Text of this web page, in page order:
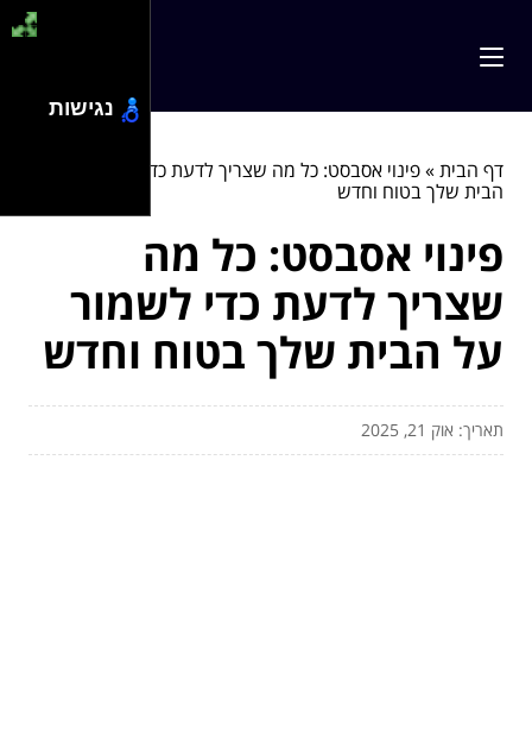
דף הבית»פינוי אסבסט: כל מה שצריך לדעת כדי לשמור על
הבית שלך בטוח וחדש
פינוי אסבסט: כל מה
שצריך לדעת כדי לשמור
על הבית שלך בטוח וחדש
תאריך: אוק 21, 2025
נגישות